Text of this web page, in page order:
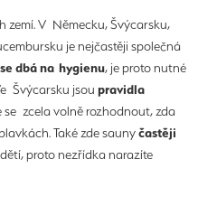
zemí. V Německu, Švýcarsku,
je nejčastěji společná
se dbá na hygienu, je proto nutné
Švýcarsku jsou pravidla
se zcela volně rozhodnout, zda
Také zde saunyčastěji
proto nezřídka narazíte